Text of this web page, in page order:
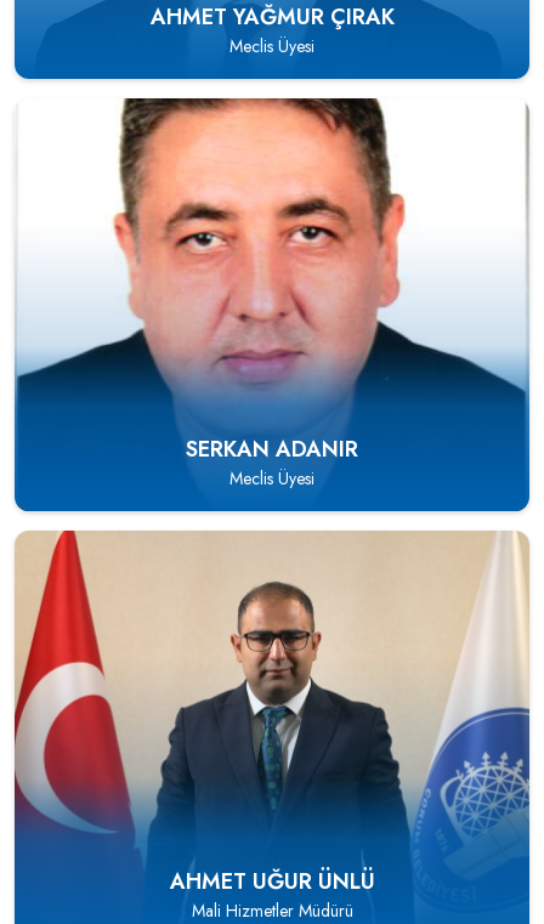
AHMET YAĞMUR ÇIRAK
Meclis Üyesi
SERKAN ADANIR
Meclis Üyesi
AHMET UĞUR ÜNLÜ
Mali Hizmetler Müdürü